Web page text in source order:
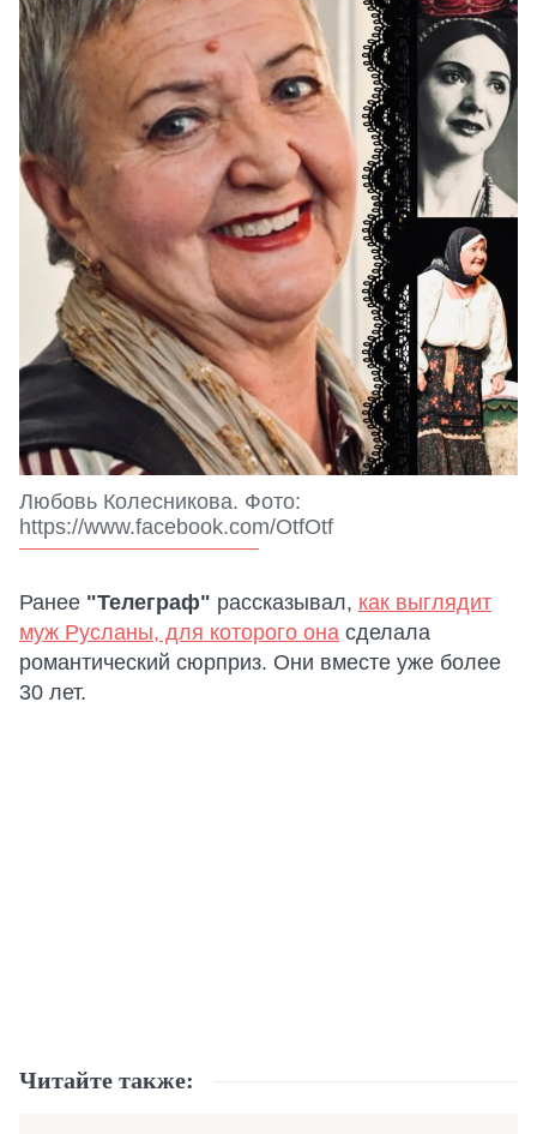
Любовь Колесникова. Фото:
https://www.facebook.com/OtfOtf
Ранее "Телеграф" рассказывал, как выглядит
муж Русланы, для которого она сделала
романтический сюрприз. Они вместе уже более
30 лет.
Читайте также: